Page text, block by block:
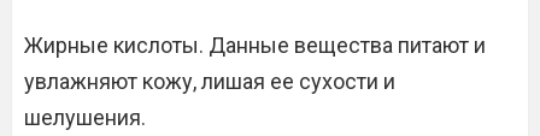
Жирные кислоты. Данные вещества питают и
увлажняют кожу, лишая ее сухости и
шелушения.